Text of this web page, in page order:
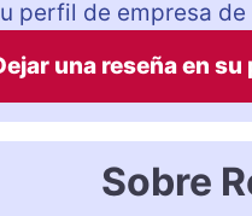
perfil de empresa de
una reseña en
Sobre